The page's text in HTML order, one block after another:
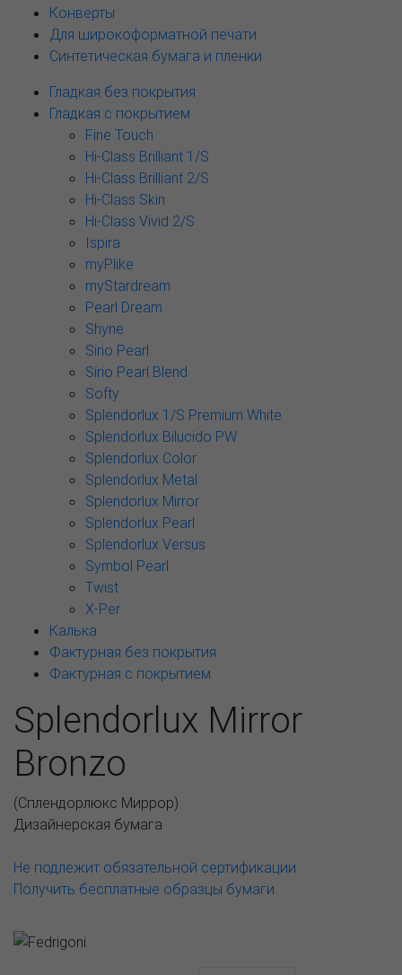
Конверты
Для широкоформатной печати
Синтетическая бумага и пленки
Гладкая без покрытия
Гладкая с покрытием
Fine Touch
Hi-Class Brilliant 1/S
Hi-Class Brilliant 2/S
Hi-Class Skin
Hi-Class Vivid 2/S
Ispira
myPlike
myStardream
Pearl Dream
Shyne
Sirio Pearl
Sirio Pearl Blend
Softy
Splendorlux 1/S Premium White
Splendorlux Bilucido PW
Splendorlux Color
Splendorlux Metal
Splendorlux Mirror
Splendorlux Pearl
Splendorlux Versus
Symbol Pearl
Twist
X-Per
Калька
Фактурная без покрытия
Фактурная с покрытием
Splendorlux Mirror
Bronzo
(Сплендорлюкс Миррор)
Дизайнерская бумага
Не подлежит обязательной сертификации
Получить бесплатные образцы бумаги